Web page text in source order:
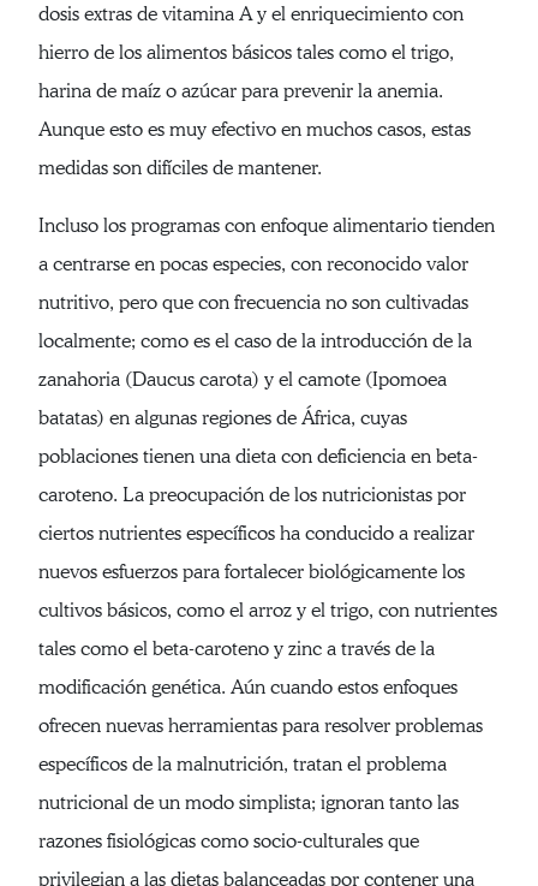
dosis extras de vitamina A y el enriquecimiento con
hierro de los alimentos básicos tales como el trigo,
harina de maíz o azúcar para prevenir la anemia.
Aunque esto es muy efectivo en muchos casos, estas
medidas son difíciles de mantener.
Incluso los programas con enfoque alimentario tienden
a centrarse en pocas especies, con reconocido valor
nutritivo, pero que con frecuencia no son cultivadas
localmente; como es el caso de la introducción de la
zanahoria (Daucus carota) y el camote (Ipomoea
batatas) en algunas regiones de África, cuyas
poblaciones tienen una dieta con deficiencia en beta-
caroteno. La preocupación de los nutricionistas por
ciertos nutrientes específicos ha conducido a realizar
nuevos esfuerzos para fortalecer biológicamente los
cultivos básicos, como el arroz y el trigo, con nutrientes
tales como el beta-caroteno y zinc a través de la
modificación genética. Aún cuando estos enfoques
ofrecen nuevas herramientas para resolver problemas
específicos de la malnutrición, tratan el problema
nutricional de un modo simplista; ignoran tanto las
razones fisiológicas como socio-culturales que
privilegian a las dietas balanceadas por contener una